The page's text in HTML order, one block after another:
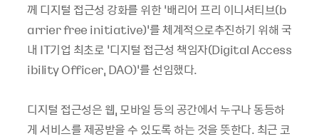
께 디지털 접근성 강화를 위한 ‘배리어 프리 이니셔티브(b
arrier free initiative)’를 체계적으로추진하기 위해 국
내 IT기업 최초로 ‘디지털 접근성 책임자(Digital Access
ibility Officer, DAO)’를 선임했다.
디지털 접근성은 웹, 모바일 등의 공간에서 누구나 동등하
게 서비스를 제공받을 수 있도록 하는 것을 뜻한다. 최근 코